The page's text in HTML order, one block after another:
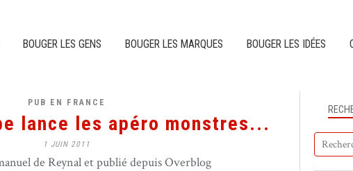
BOUGER LES GENS BOUGER LES MARQUES BOUGER LES IDÉES
PUB EN FRANCE
lance les apéro monstres...
1 JUIN 2011
de Reynal et publié depuis Overblog